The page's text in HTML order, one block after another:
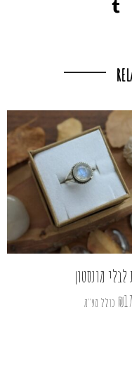
מונסטון
₪ כולל מע"מ